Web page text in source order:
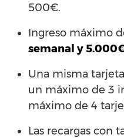
500€.
Ingreso máximo
semanal y
Una misma
un máximo de 3
máximo de 4
Las recargas con